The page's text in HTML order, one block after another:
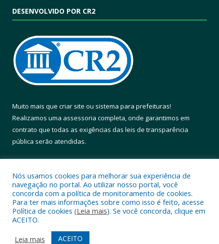
DESENVOLVIDO POR CR2
Muito mais que criar site ou sistema para prefeituras!
Realizamos uma assessoria completa, onde garantimos em
contrato que todas as exigências das leis de transparência
pública serão atendidas.
Todos os direitos reservados a Prefeitura Municipal de Altamira.
Mapa do Site
Acessar Área Administrativa
Nós usamos cookies para melhorar sua experiência de
navegação no portal. Ao utilizar nosso portal, você
concorda com a política de monitoramento de cookies.
Para ter mais informações sobre como isso é feito, acesse
Política de cookies (Leia mais). Se você concorda, clique em
ACEITO.
Leia mais
ACEITO